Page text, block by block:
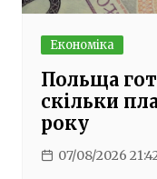
Економіка
Польща
скільки
року
07/08/2026